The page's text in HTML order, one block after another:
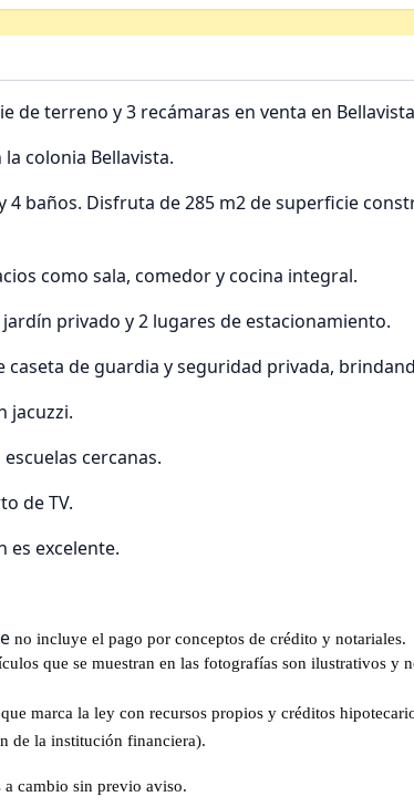
de terreno y 3 recámaras en venta en Bellavista
colonia Bellavista.
4 baños. Disfruta de 285 m2 de superficie
como sala, comedor y cocina integral.
privado y 2 lugares de estacionamiento.
caseta de guardia y seguridad privada,
jacuzzi.
cercanas.
de TV.
es excelente.
no incluye el pago por conceptos de crédito y notariales.
que se muestran en las fotografías son ilustrativos y
marca la ley con recursos propios y créditos
de la institución financiera).
cambio sin previo aviso.